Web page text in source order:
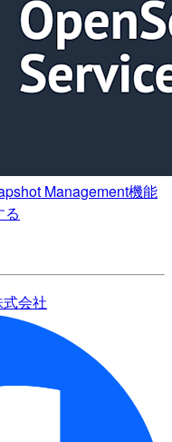
Management機能
る
会社